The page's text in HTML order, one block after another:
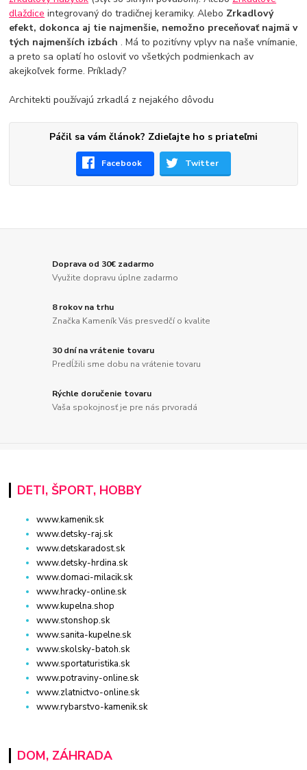
dlaždice integrovaný do tradičnej keramiky. Alebo Zrkadlový
efekt, dokonca aj tie najmenšie, nemožno preceňovať najmä v
tých najmenších izbách. Má to pozitívny vplyv na naše vnímanie,
a preto sa oplatí ho osloviť vo všetkých podmienkach av
akejkoľvek forme. Príklady?
Architekti používajú zrkadlá z nejakého dôvodu
Páčil sa vám článok? Zdieľajte ho s priateľmi
Facebook Twitter
Doprava od 30€ zadarmo
Využite dopravu úplne zadarmo
8 rokov na trhu
Značka Kameník Vás presvedčí o kvalite
30 dní na vrátenie tovaru
Predĺžili sme dobu na vrátenie tovaru
Rýchle doručenie tovaru
Vaša spokojnosť je pre nás prvoradá
DETI, ŠPORT, HOBBY
www.kamenik.sk
www.detsky-raj.sk
www.detskaradost.sk
www.detsky-hrdina.sk
www.domaci-milacik.sk
www.hracky-online.sk
www.kupelna.shop
www.stonshop.sk
www.sanita-kupelne.sk
www.skolsky-batoh.sk
www.sportaturistika.sk
www.potraviny-online.sk
www.zlatnictvo-online.sk
www.rybarstvo-kamenik.sk
DOM, ZÁHRADA